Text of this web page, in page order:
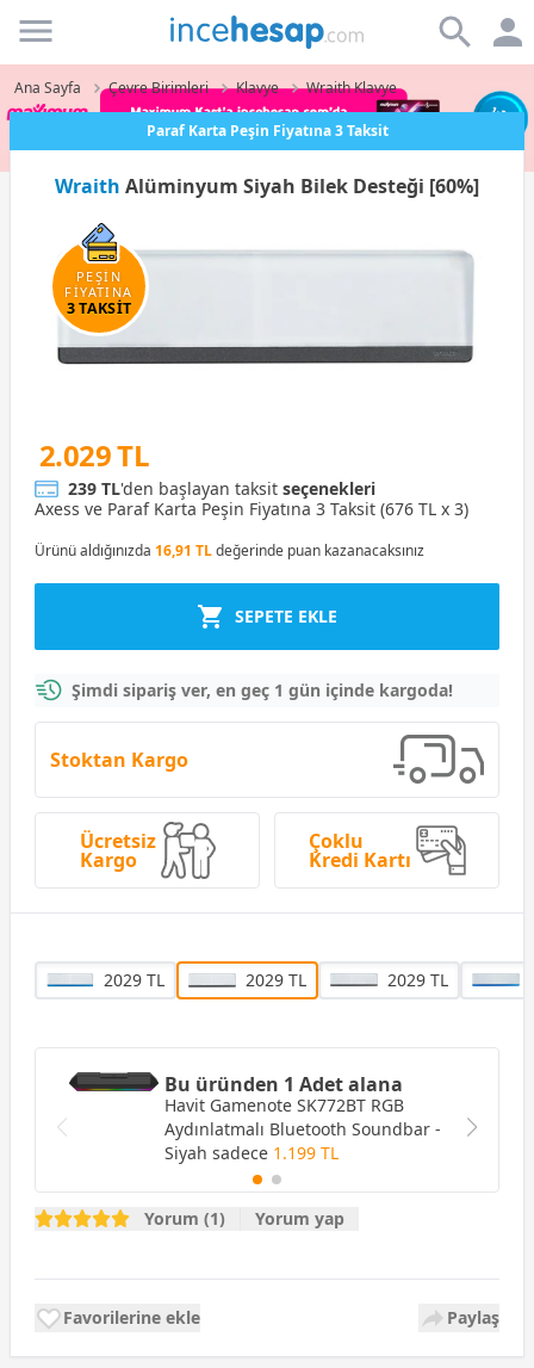
Incehesap
Ana Sayfa Çevre Birimleri Klavye Wraith Klavye
Paraf Karta Peşin Fiyatına 3 Taksit
Wraith Alüminyum Siyah Bilek Desteği [60%]
PEŞİN
FİYATINA
3 TAKSİT
2.029 TL
239 TL'den başlayan taksit seçenekleri
Axess ve Paraf Karta Peşin Fiyatına 3 Taksit (676 TL x 3)
Ürünü aldığınızda 16,91 TLdeğerinde puan kazanacaksınız
SEPETE EKLE
Şimdi sipariş ver, en geç 1 gün içinde kargoda!
Stoktan Kargo
Ücretsiz
Kargo
Çoklu
Kredi Kartı
2029 TL 2029 TL 2029 TL
Bu üründen 1 Adet alana
Havit Gamenote SK772BT RGB
Aydınlatmalı Bluetooth Soundbar -
Siyah sadece 1.199 TL
Yorum (1) Yorum yap
Favorilerine ekle Paylaş